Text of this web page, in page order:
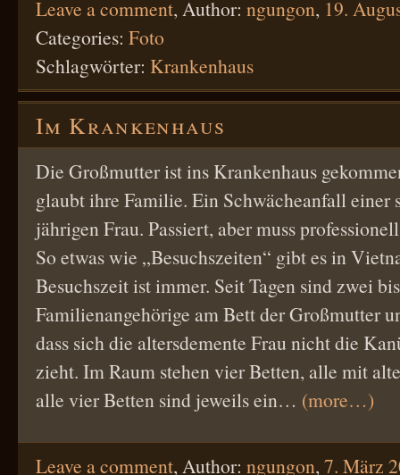
Leave a comment, Author: ngungon, 19.
Categories: Foto
Schlagwörter: Krankenhaus
Im Krankenhaus
Die Großmutter ist ins Krankenhaus
glaubt ihre Familie. Ein Schwächeanfall einer
jährigen Frau. Passiert, aber muss
So etwas wie „Besuchszeiten“ gibt es in
Besuchszeit ist immer. Seit Tagen sind zwei
Familienangehörige am Bett der Großmutter
dass sich die altersdemente Frau nicht die
zieht. Im Raum stehen vier Betten, alle mit
alle vier Betten sind jeweils ein… (more…)
Leave a comment, Author: ngungon, 7. März